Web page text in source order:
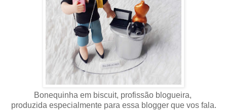
Bonequinha em biscuit, profissão blogueira,
produzida especialmente para essa blogger que vos fala.